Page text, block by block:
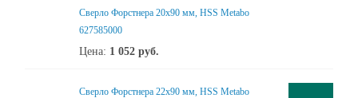
Сверло Форстнера 20х90 мм, HSS Metabo
627585000
Цена: 1 052 руб.
Сверло Форстнера 22х90 мм, HSS Metabo